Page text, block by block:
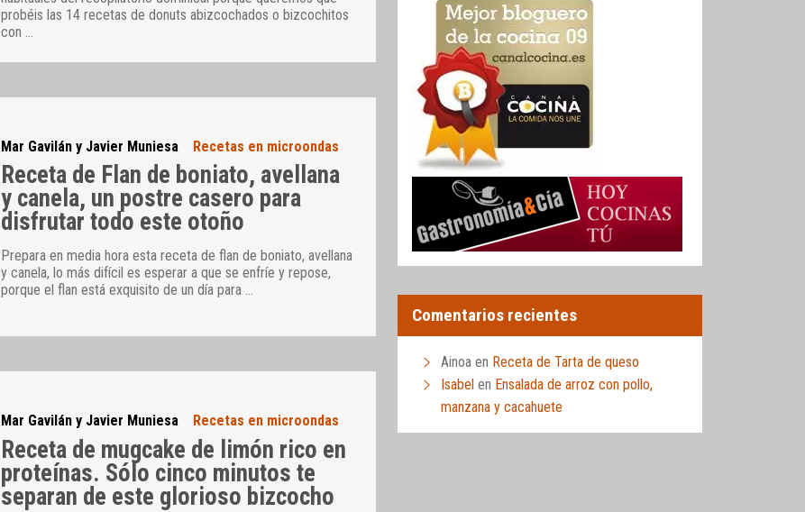
probéis las 14 recetas de donuts abizcochados o bizcochitos
con …
Mar Gavilán y Javier Muniesa Recetas en microondas
Receta de Flan de boniato, avellana
y canela, un postre casero para
disfrutar todo este otoño
Prepara en media hora esta receta de flan de boniato, avellana
y canela, lo más difícil es esperar a que se enfríe y repose,
porque el flan está exquisito de un día para …
Mar Gavilán y Javier Muniesa Recetas en microondas
Receta de mugcake de limón rico en
proteínas. Sólo cinco minutos te
separan de este glorioso bizcocho
Comentarios recientes
Ainoa en Receta de Tarta de queso
Isabel en Ensalada de arroz con pollo,
manzana y cacahuete